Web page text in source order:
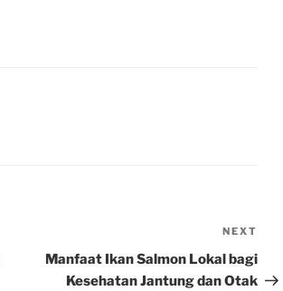
Post
NEXT
Manfaat Ikan Salmon Lokal bagi
Kesehatan Jantung dan Otak